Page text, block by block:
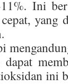
Ini
yang
ini